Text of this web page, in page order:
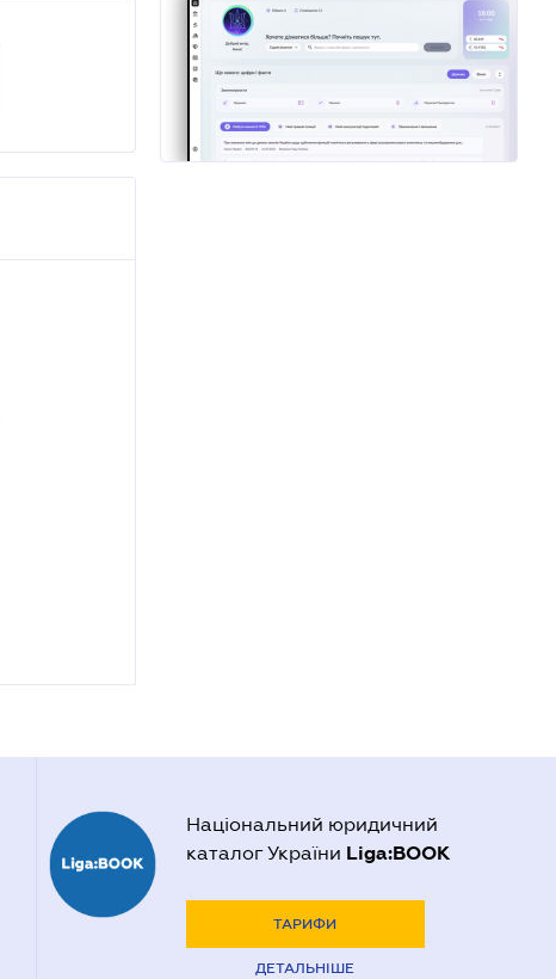
Національний юридичний
каталог України Liga:BOOK
ТАРИФИ
ДЕТАЛЬНІШЕ